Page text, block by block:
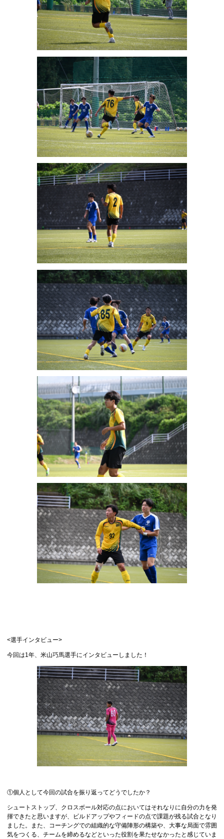
<選手インタビュー>
今回は1年、米山巧馬選手にインタビューしました！
①個人として今回の試合を振り返ってどうでしたか？
シュートストップ、クロスボール対応の点においてはそれなりに自分の力を発
揮できたと思いますが、ビルドアップやフィードの点で課題が残る試合となり
ました。また、コーチングでの組織的な守備陣形の構築や、大事な局面で雰囲
気をつくる、チームを締めるなどといった役割を果たせなかったと感じていま